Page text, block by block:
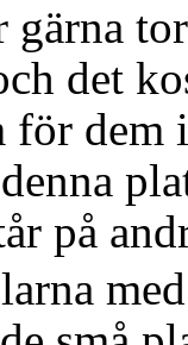
gärna
det
för dem
på